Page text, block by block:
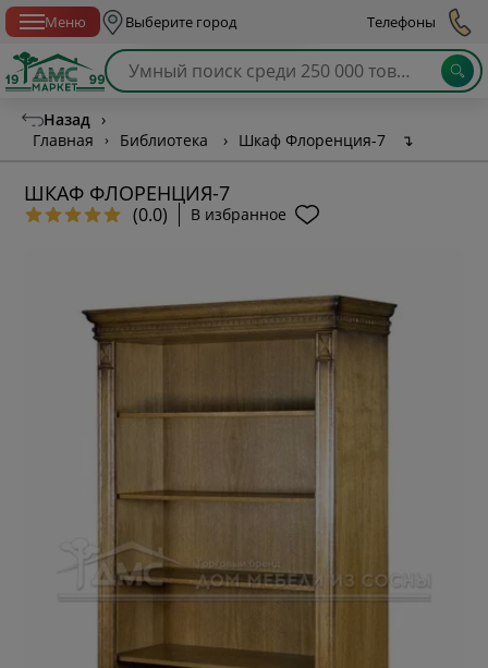
Меню Выберите город Телефоны
Назад ›
Главная
› Библиотека › Шкаф Флоренция-7 ↴
ШКАФ ФЛОРЕНЦИЯ-7
(0.0) В избранное